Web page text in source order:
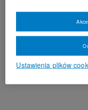
Ustawienia plików